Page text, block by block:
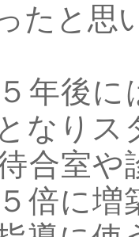
たと思
年後に
なりス
合室
倍に増